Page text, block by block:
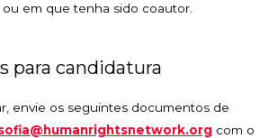
em que tenha sido coautor.
para candidatura
envie os seguintes documentos de
com o